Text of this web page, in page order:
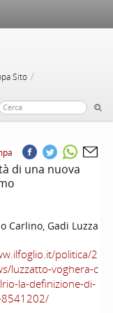
Sito /
di una nuova
Carlino, Gadi Luzza
politica/2
luzzatto-voghera-c
la-definizione-di-
8541202/